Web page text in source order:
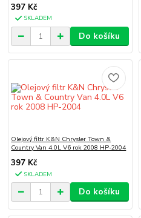
397 Kč
SKLADEM
Do košíku
Olejový filtr K&N Chrysler Town &
Country Van 4.0L V6 rok 2008 HP-2004
397 Kč
SKLADEM
Do košíku